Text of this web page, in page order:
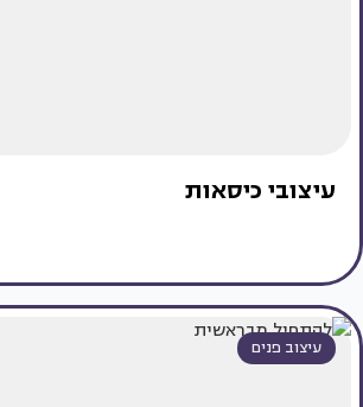
עיצובי כיסאות
עיצוב פנים